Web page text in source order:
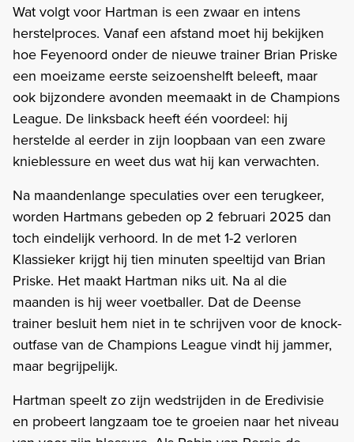
Wat volgt voor Hartman is een zwaar en intens
herstelproces. Vanaf een afstand moet hij bekijken
hoe Feyenoord onder de nieuwe trainer Brian Priske
een moeizame eerste seizoenshelft beleeft, maar
ook bijzondere avonden meemaakt in de Champions
League. De linksback heeft één voordeel: hij
herstelde al eerder in zijn loopbaan van een zware
knieblessure en weet dus wat hij kan verwachten.
Na maandenlange speculaties over een terugkeer,
worden Hartmans gebeden op 2 februari 2025 dan
toch eindelijk verhoord. In de met 1-2 verloren
Klassieker krijgt hij tien minuten speeltijd van Brian
Priske. Het maakt Hartman niks uit. Na al die
maanden is hij weer voetballer. Dat de Deense
trainer besluit hem niet in te schrijven voor de knock-
outfase van de Champions League vindt hij jammer,
maar begrijpelijk.
Hartman speelt zo zijn wedstrijden in de Eredivisie
en probeert langzaam toe te groeien naar het niveau